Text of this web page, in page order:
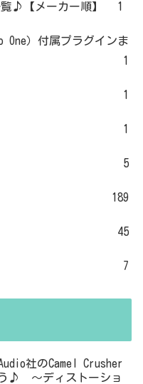
♪【メーカー順】 1
）付属プラグインま
1
1
1
5
189
45
7
社のCamel Crusher
♪ ～ディストーショ